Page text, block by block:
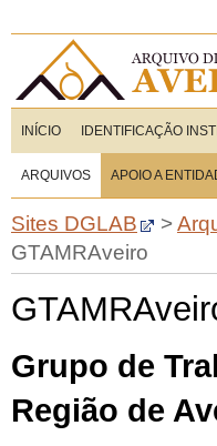
INÍCIO IDENTIFICAÇÃO
ARQUIVOS APOIO A
Sites DGLAB >
GTAMRAveiro
Grupo de
Região de